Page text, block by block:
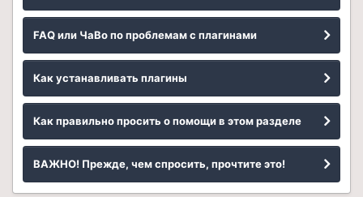
FAQ или ЧаВо по проблемам с плагинами
Как устанавливать плагины
Как правильно просить о помощи в этом разделе
ВАЖНО! Прежде, чем спросить, прочтите это!